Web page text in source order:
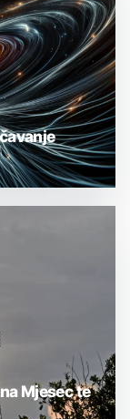
Mjesec te